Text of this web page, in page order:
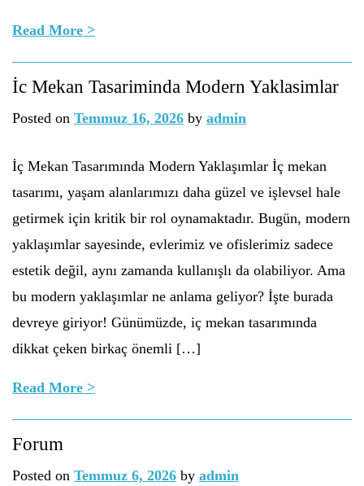
Read More >
İc Mekan Tasariminda Modern Yaklasimlar
Posted on Temmuz 16, 2026 by admin
İç Mekan Tasarımında Modern Yaklaşımlar İç mekan
tasarımı, yaşam alanlarımızı daha güzel ve işlevsel hale
getirmek için kritik bir rol oynamaktadır. Bugün, modern
yaklaşımlar sayesinde, evlerimiz ve ofislerimiz sadece
estetik değil, aynı zamanda kullanışlı da olabiliyor. Ama
bu modern yaklaşımlar ne anlama geliyor? İşte burada
devreye giriyor! Günümüzde, iç mekan tasarımında
dikkat çeken birkaç önemli […]
Read More >
Forum
Posted on Temmuz 6, 2026 by admin